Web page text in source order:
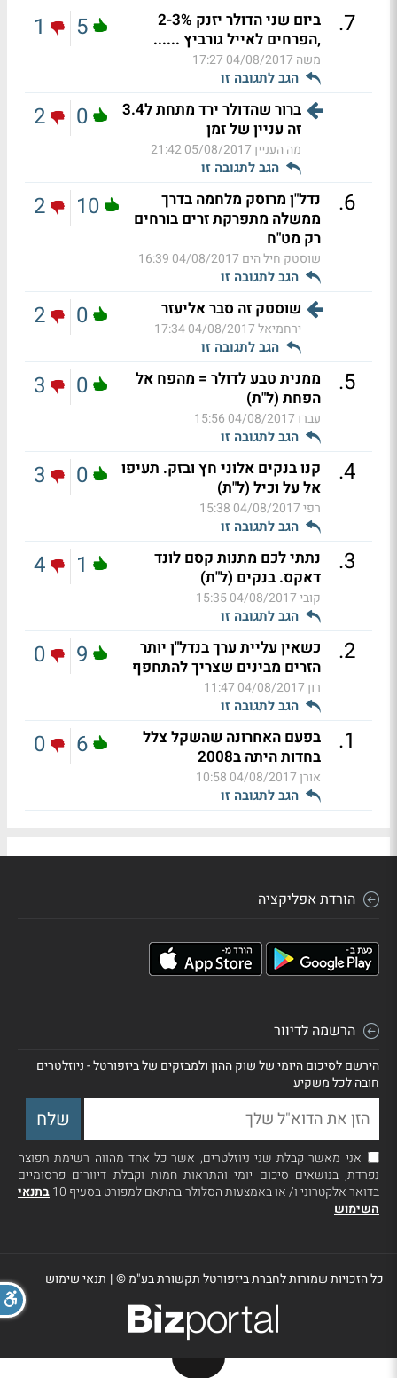
7
.
ביום שני הדולר יזנק 2-3%
,הפרחים לאייל גורביץ ......
משה 04/08/2017 17:27
הגב לתגובה זו
5
1
ברור שהדולר ירד מתחת ל3.4
זה עניין של זמן
מה העניין05/08/2017 21:42
הגב לתגובה זו
0
2
6
.
נדל"ן מרוסק מלחמה בדרך
ממשלה מתפרקת זרים בורחים
רק מט"ח
שוסטק חיל הים 04/08/2017 16:39
הגב לתגובה זו
10
2
שוסטק זה סבר אליעזר
ירחמיאל04/08/2017 17:34
הגב לתגובה זו
0
2
5
.
ממנית טבע לדולר = מהפח אל
הפחת (ל"ת)
עברו04/08/2017 15:56
הגב לתגובה זו
0
3
4
.
קנו בנקים אלוני חץ ובזק. תעיפו
אל על וכיל (ל"ת)
רפי04/08/2017 15:38
הגב לתגובה זו
0
3
3
.
נתתי לכם מתנות קסם לונד
דאקס. בנקים (ל"ת)
קובי04/08/2017 15:35
הגב לתגובה זו
1
4
2
.
כשאין עליית ערך בנדל"ן יותר
הזרים מבינים שצריך להתחפף
רון04/08/2017 11:47
הגב לתגובה זו
9
0
1
.
בפעם האחרונה שהשקל צלל
בחדות היתה ב2008
אורן04/08/2017 10:58
הגב לתגובה זו
6
0
הורדת אפליקציה
הרשמה לדיוור
הירשם לסיכום היומי של שוק ההון ולמבזקים של ביזפורטל - ניוזלטרים
חובה לכל משקיע
אני מאשר קבלת שני ניוזלטרים, אשר כל אחד מהווה רשימת תפוצה
נפרדת, בנושאים סיכום יומי והתראות חמות וקבלת דיוורים פרסומיים
בדואר אלקטרוני ו/ או באמצעות הסלולר בהתאם למפורט בסעיף 10
בתנאי
השימוש
כל הזכויות שמורות לחברת ביזפורטל תקשורת בע"מ ©| תנאי שימוש